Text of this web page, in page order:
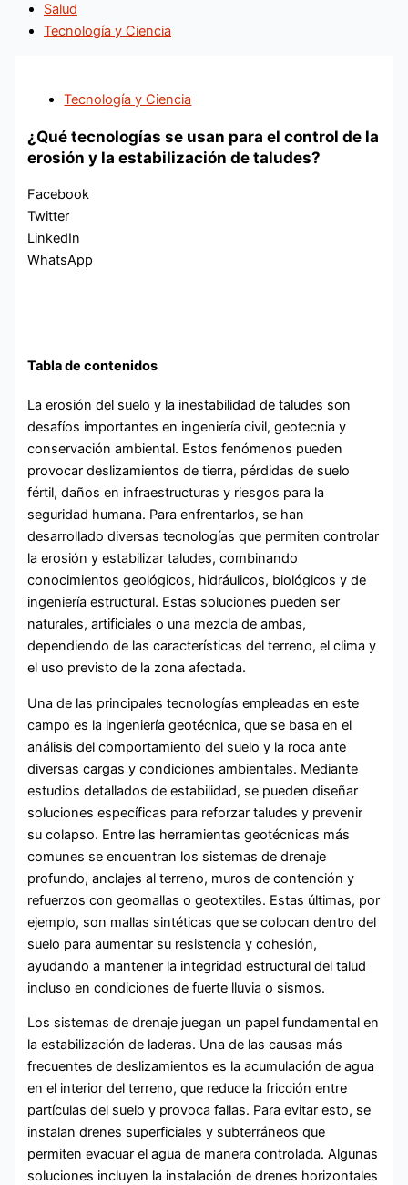
Salud
Tecnología y Ciencia
Tecnología y Ciencia
¿Qué tecnologías se usan para el control de la
erosión y la estabilización de taludes?
Facebook
Twitter
LinkedIn
WhatsApp
Tabla de contenidos
La erosión del suelo y la inestabilidad de taludes son
desafíos importantes en ingeniería civil, geotecnia y
conservación ambiental. Estos fenómenos pueden
provocar deslizamientos de tierra, pérdidas de suelo
fértil, daños en infraestructuras y riesgos para la
seguridad humana. Para enfrentarlos, se han
desarrollado diversas tecnologías que permiten controlar
la erosión y estabilizar taludes, combinando
conocimientos geológicos, hidráulicos, biológicos y de
ingeniería estructural. Estas soluciones pueden ser
naturales, artificiales o una mezcla de ambas,
dependiendo de las características del terreno, el clima y
el uso previsto de la zona afectada.
Una de las principales tecnologías empleadas en este
campo es la ingeniería geotécnica, que se basa en el
análisis del comportamiento del suelo y la roca ante
diversas cargas y condiciones ambientales. Mediante
estudios detallados de estabilidad, se pueden diseñar
soluciones específicas para reforzar taludes y prevenir
su colapso. Entre las herramientas geotécnicas más
comunes se encuentran los sistemas de drenaje
profundo, anclajes al terreno, muros de contención y
refuerzos con geomallas o geotextiles. Estas últimas, por
ejemplo, son mallas sintéticas que se colocan dentro del
suelo para aumentar su resistencia y cohesión,
ayudando a mantener la integridad estructural del talud
incluso en condiciones de fuerte lluvia o sismos.
Los sistemas de drenaje juegan un papel fundamental en
la estabilización de laderas. Una de las causas más
frecuentes de deslizamientos es la acumulación de agua
en el interior del terreno, que reduce la fricción entre
partículas del suelo y provoca fallas. Para evitar esto, se
instalan drenes superficiales y subterráneos que
permiten evacuar el agua de manera controlada. Algunas
soluciones incluyen la instalación de drenes horizontales